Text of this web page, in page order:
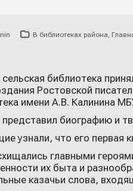
В библиотеках района,
библиотека
Ростовской
имени А.В. Калинина
биографию и
узнали, что его первая
главными
их быта и
казачьи слова,